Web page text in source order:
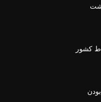
کشور